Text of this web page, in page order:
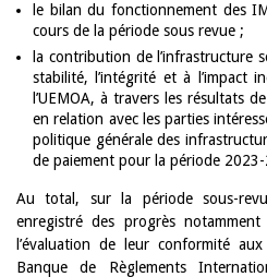
le bilan du fonctionnement des
cours de la période sous revue ;
la contribution de l’infrastructure
stabilité, l’intégrité et à l’impact
l’UEMOA, à travers les résultats
en relation avec les parties
politique générale des
de paiement pour la période
Au total, sur la période sous-
enregistré des progrès
l’évaluation de leur conformité
Banque de Règlements